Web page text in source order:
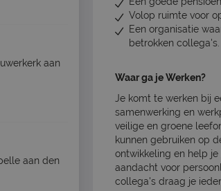
aan
aan den
Volop ruimte voor
Een organisatie
betrokken collega's.
Waar ga je Werken?
Je komt te werken bij
samenwerking en
veilige en groene
kunnen gebruiken op
ontwikkeling en help
aandacht voor
collega's draag je